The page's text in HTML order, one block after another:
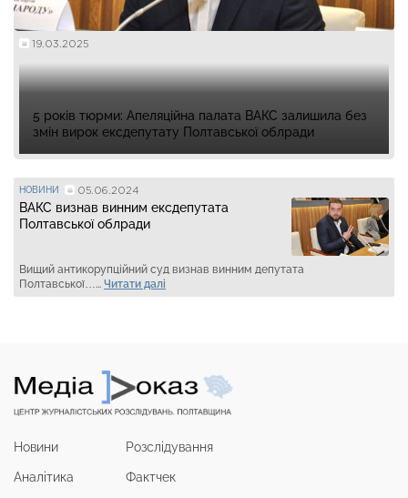
19.03.2025
5 років тюрми: Апеляційна палата ВАКС залишила без
змін вирок ексдепутату Полтавської облради
НОВИНИ 05.06.2024
ВАКС визнав винним ексдепутата
Полтавської облради
Вищий антикорупційний суд визнав винним депутата
Полтавської…... Читати далі
Новини
Аналітика
Розслідування
Фактчек